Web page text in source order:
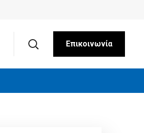
Επικοινωνία